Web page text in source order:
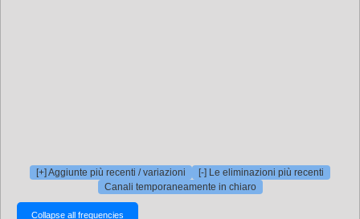
[+] Aggiunte più recenti / variazioni
[-] Le eliminazioni più recenti
Canali temporaneamente in chiaro